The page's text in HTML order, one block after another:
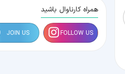
همراه کارناوال باشید
FOLLOW US
JOIN US